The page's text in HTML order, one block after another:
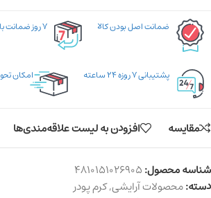
ضمانت اصل بودن کالا ۷ روز ضمانت بازگشت
پشتیبانی ۷ روزه ۲۴ ساعته امکان
مقایسه افزودن به لیست علاقه‌مندی‌ها
شناسه محصول:4810151026905
دسته:محصولات آرایشی,کرم پودر